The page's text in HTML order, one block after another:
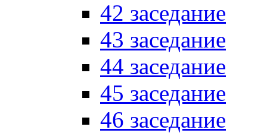
42 заседание
43 заседание
44 заседание
45 заседание
46 заседание